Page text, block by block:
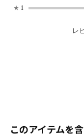
★ 1
レ
このアイテムを